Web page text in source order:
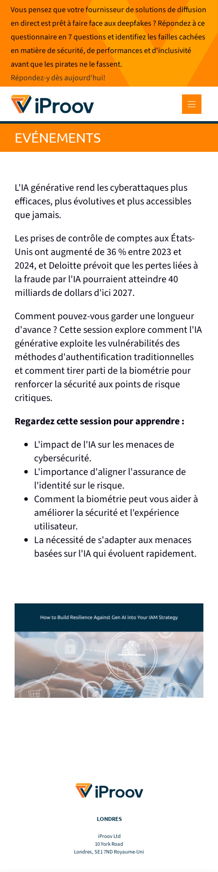
Skip
content
Vous pensez que votre fournisseur de solutions de diffusion
en direct est prêt à faire face aux deepfakes ? Répondez à ce
questionnaire en 7 questions et identifiez les failles cachées
en matière de sécurité, de performances et d'inclusivité
avant que les pirates ne le fassent.
Répondez-y dès aujourd'hui!
EVÉNEMENTS
L'IA générative rend les cyberattaques plus
efficaces, plus évolutives et plus accessibles
que jamais.
Les prises de contrôle de comptes aux États-
Unis ont augmenté de 36 % entre 2023 et
2024, et Deloitte prévoit que les pertes liées à
la fraude par l'IA pourraient atteindre 40
milliards de dollars d'ici 2027.
Comment pouvez-vous garder une longueur
d'avance ? Cette session explore comment l'IA
générative exploite les vulnérabilités des
méthodes d'authentification traditionnelles
et comment tirer parti de la biométrie pour
renforcer la sécurité aux points de risque
critiques.
Regardez cette session pour apprendre :
L'impact de l'IA sur les menaces de
cybersécurité.
L'importance d'aligner l'assurance de
l'identité sur le risque.
Comment la biométrie peut vous aider à
améliorer la sécurité et l'expérience
utilisateur.
La nécessité de s'adapter aux menaces
basées sur l'IA qui évoluent rapidement.
LONDRES
iProov Ltd
10 York Road
Londres, SE1 7ND Royaume-Uni